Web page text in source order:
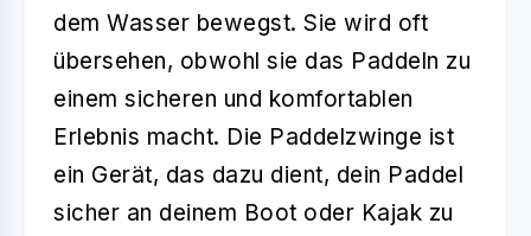
dem Wasser bewegst. Sie wird oft
übersehen, obwohl sie das Paddeln zu
einem sicheren und komfortablen
Erlebnis macht. Die Paddelzwinge ist
ein Gerät, das dazu dient, dein Paddel
sicher an deinem Boot oder Kajak zu